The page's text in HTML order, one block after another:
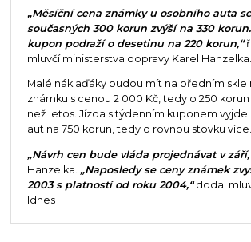
„Měsíční cena známky u osobního auta
současných 300 korun zvýší na 330
kupon podraží o desetinu na 220 korun,“
mluvčí ministerstva dopravy Karel Hanzelka.
Malé náklaďáky budou mít na předním skle
známku s cenou 2 000 Kč, tedy o 250 korun
než letos. Jízda s týdenním kuponem
aut na 750 korun, tedy o rovnou stovku více.
„Návrh cen bude vláda projednávat v
Hanzelka. „Naposledy se ceny známek
2003 s platností od roku 2004,“dodal
Idnes